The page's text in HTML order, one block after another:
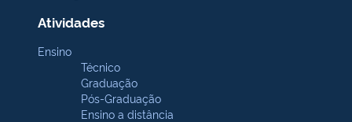
Atividades
Ensino
Técnico
Graduação
Pós-Graduação
Ensino a distância